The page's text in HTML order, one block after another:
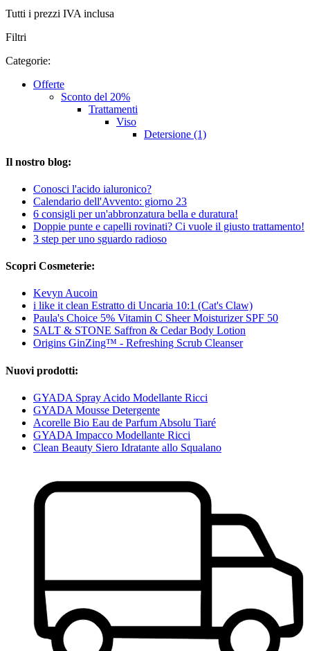
Tutti i prezzi IVA inclusa
Filtri
Categorie:
Offerte
Sconto del 20%
Trattamenti
Viso
Detersione (1)
Il nostro blog:
Conosci l'acido ialuronico?
Calendario dell'Avvento: giorno 23
6 consigli per un'abbronzatura bella e duratura!
Doppie punte e capelli rovinati? Ci vuole il giusto trattamento!
3 step per uno sguardo radioso
Scopri Cosmeterie:
Kevyn Aucoin
i like it clean Estratto di Uncaria 10:1 (Cat's Claw)
Paula's Choice 5% Vitamin C Sheer Moisturizer SPF 50
SALT & STONE Saffron & Cedar Body Lotion
Origins GinZing™ - Refreshing Scrub Cleanser
Nuovi prodotti:
GYADA Spray Acido Modellante Ricci
GYADA Mousse Detergente
Acorelle Bio Eau de Parfum Absolu Tiaré
GYADA Impacco Modellante Ricci
Clean Beauty Siero Idratante allo Squalano